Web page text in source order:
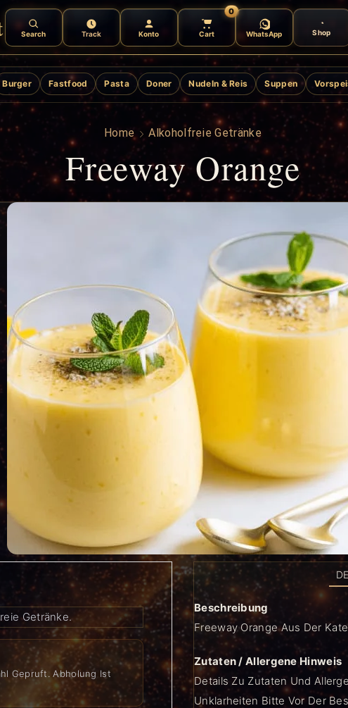
Shop
Search Track Konto Cart
0
WhatsApp
Burger Fastfood Pasta Doner Nudeln & Reis Suppen
Home Alkoholfreie Getränke
Freeway Orange
Getränke.
Gepruft. Abholung Ist
Beschreibung
Freeway Orange Aus Der
Zutaten / Allergene Hinweis
Details Zu Zutaten Und
Unklarheiten Bitte Vor Der